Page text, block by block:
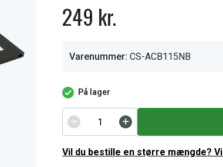
249 kr.
Varenummer: CS-ACB115NB
På lager
Vil du bestille en større mængde?